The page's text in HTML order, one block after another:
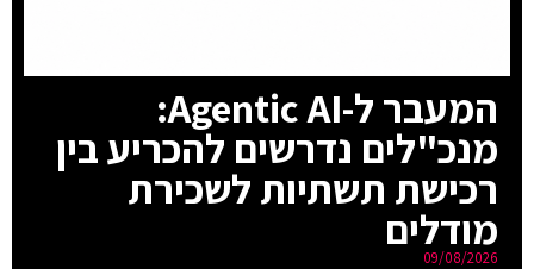
המעבר ל-Agentic AI:
מנכ"לים נדרשים להכריע בין
רכישת תשתיות לשכירת
מודלים
09/08/2026